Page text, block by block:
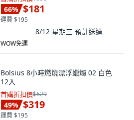
66% $181
運費 $195
8/12 星期三 預計送達
WOW免運
Bolsius 8小時燃燒漂浮蠟燭 02 白色
12入
首購折扣價$629
49% $319
運費 $195